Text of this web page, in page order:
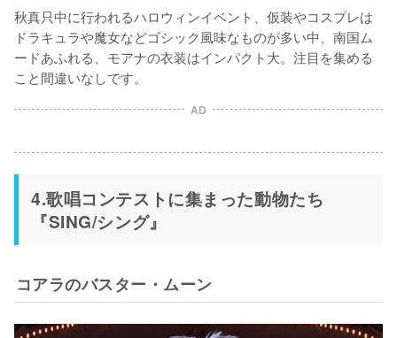
秋真只中に行われるハロウィンイベント、仮装やコスプレは
ドラキュラや魔女などゴシック風味なものが多い中、南国ム
ードあふれる、モアナの衣装はインパクト大。注目を集める
こと間違いなしです。
AD
4.歌唱コンテストに集まった動物たち
『SING/シング』
コアラのバスター・ムーン